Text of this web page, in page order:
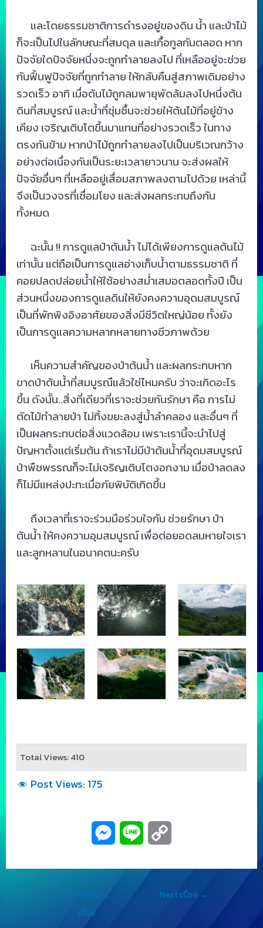
และโดยธรรมชาติการดำรงอยู่ของดิน น้ำ และป่าไม้
ก็จะเป็นไปในลักษณะที่สมดุล และเกื้อกูลกันตลอด หาก
ปัจจัยใดปัจจัยหนึ่งจะถูกทำลายลงไป ที่เหลืออยู่จะช่วย
กันฟื้นฟูปัจจัยที่ถูกทำลาย ให้กลับคืนสู่สภาพเดิมอย่าง
รวดเร็ว อาทิ เมื่อต้นไม้ถูกลมพายุพัดล้มลงไปหนึ่งต้น
ดินที่สมบูรณ์ และน้ำที่ชุ่มชื้นจะช่วยให้ต้นไม้ที่อยู่ข้าง
เคียง เจริญเติบโตขึ้นมาแทนที่อย่างรวดเร็ว ในทาง
ตรงกันข้าม หากป่าไม้ถูกทำลายลงไปเป็นบริเวณกว้าง
อย่างต่อเนื่องกันเป็นระยะเวลายาวนาน จะส่งผลให้
ปัจจัยอื่นๆ ที่เหลืออยู่เสื่อมสภาพลงตามไปด้วย เหล่านี้
จึงเป็นวงจรที่เชื่อมโยง และส่งผลกระทบถึงกัน
ทั้งหมด
ฉะนั้น !! การดูแลป่าต้นน้ำ ไม่ได้เพียงการดูแลต้นไม้
เท่านั้น แต่ถือเป็นการดูแลอ่างเก็บน้ำตามธรรมชาติ ที่
คอยปลดปล่อยน้ำให้ใช้อย่างสม่ำเสมอตลอดทั้งปี เป็น
ส่วนหนึ่งของการดูแลดินให้ยังคงความอุดมสมบูรณ์
เป็นที่พักพิงอิงอาศัยของสิ่งมีชีวิตใหญ่น้อย ทั้งยัง
เป็นการดูแลความหลากหลายทางชีวภาพด้วย
เห็นความสำคัญของป่าต้นน้ำ และผลกระทบหาก
ขาดป่าต้นน้ำที่สมบูรณืแล้วใช่ไหมครับ ว่าจะเกิดอะไร
ขึ้น ดังนั้น..สิ่งที่เดียวที่เราจะช่วยกันรักษา คือ การไม่
ตัดไม้ทำลายป่า ไม่ทิ้งขยะลงสู่น้ำลำคลอง และอื่นๆ ที่
เป็นผลกระทบต่อสิ่งแวดล้อม เพราะเรานี้จะนำไปสู่
ปัญหาตั้งแต่เริ่มต้น ถ้าเราไม่มีป่าต้นน้ำที่อุดมสมบูรณ์
ป่าพืชพรรณก็จะไม่เจริญเติบโตงอกงาม เมื่อป่าลดลง
ก็ไม่มีแหล่งปะทะเมื่อภัยพิบัติเกิดขึ้น
ถึงเวลาที่เราจะร่วมมือร่วมใจกัน ช่วยรักษา ป่า
ต้นน้ำ ให้คงความอุมสมบูรณ์ เพื่อต่อยอดลมหายใจเรา
และลูกหลานในอนาคตนะครับ
Total Views: 410
Post Views: 175
n
← Previous
เรื่อง
Next เรื่อง →